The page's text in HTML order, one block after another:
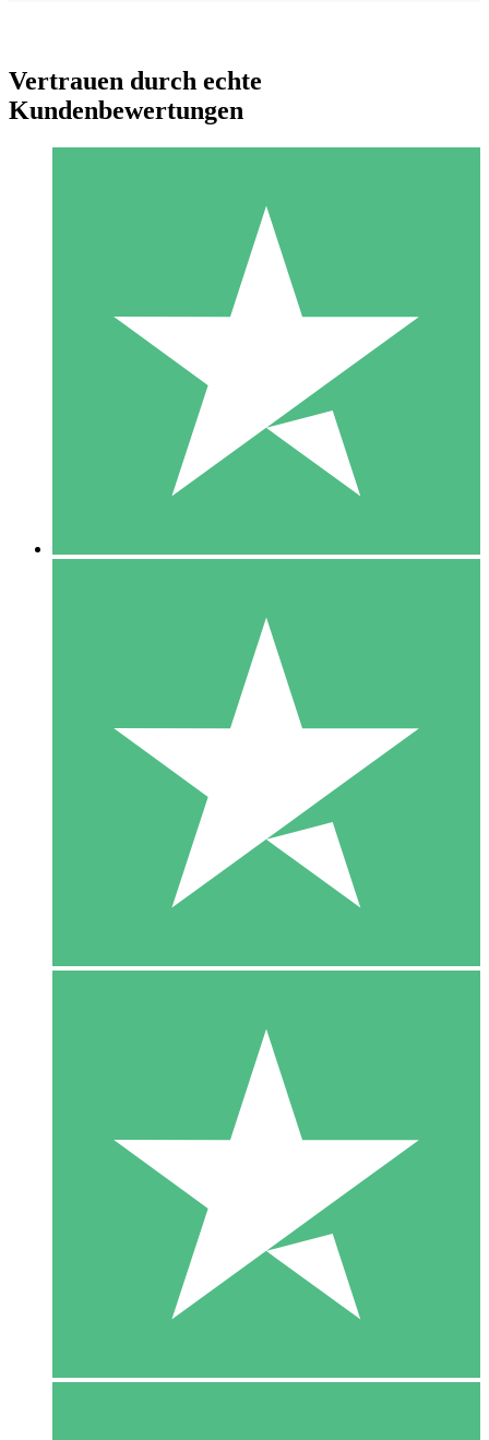
Individuelle Credit-Pakete
Zahlen Sie nach Bedarf mit Download-Credits. Keine
monatliche Verpflichtung erforderlich.
10 00
10 Downloads
20 00
Vertrauen durch echte
Kundenbewertungen